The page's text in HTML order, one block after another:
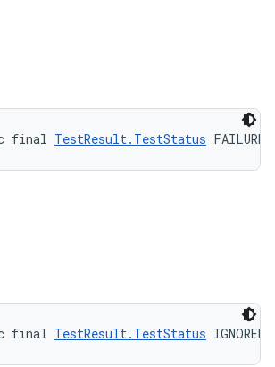
final TestResult.TestStatus FAILURE
final TestResult.TestStatus IGNORED